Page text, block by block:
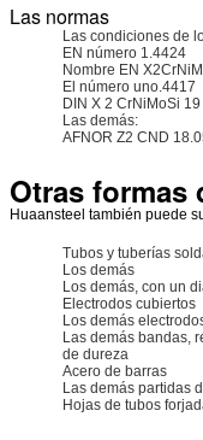
Las normas
Las condiciones de
EN número 1.4424
Nombre EN
El número uno.4417
DIN X 2 CrNiMoSi 19
Las demás:
AFNOR Z2 CND
Otras formas
Huaansteel también puede
Tubos y tuberías
Los demás
Los demás, con un
Electrodos cubiertos
Los demás
Las demás bandas,
de dureza
Acero de barras
Las demás partidas
Hojas de tubos